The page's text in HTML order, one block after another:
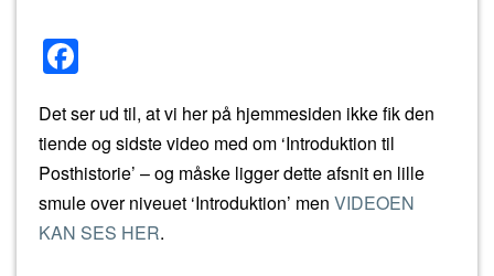
c
e
b
o
Det ser ud til, at vi her på hjemmesiden ikke fik den
tiende og sidste video med om ‘Introduktion til
Posthistorie’ – og måske ligger dette afsnit en lille
smule over niveuet ‘Introduktion’ men VIDEOEN
KAN SES HER.